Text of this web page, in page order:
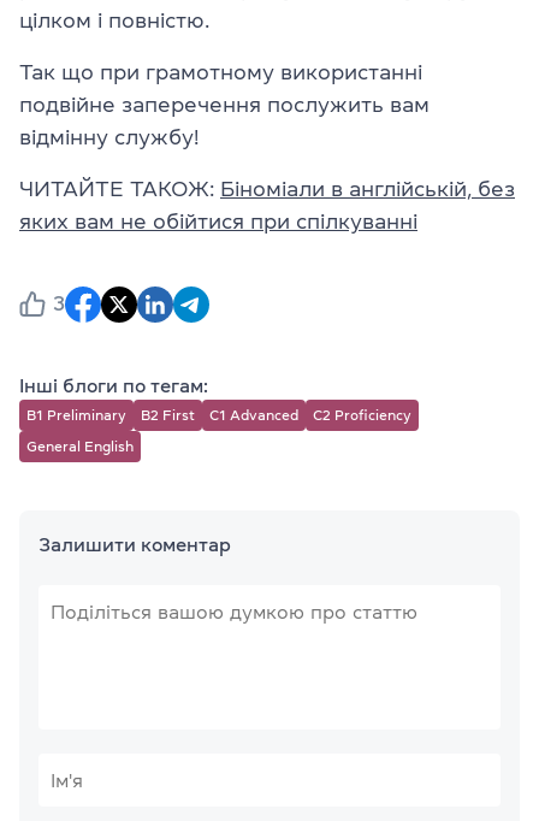
цілком і повністю.
Так що при грамотному використанні
подвійне заперечення послужить вам
відмінну службу!
ЧИТАЙТЕ ТАКОЖ: Біноміали в англійській, без
яких вам не обійтися при спілкуванні
3
Інші блоги по тегам:
B1 Preliminary B2 First C1 Advanced C2 Proficiency
General English
Залишити коментар